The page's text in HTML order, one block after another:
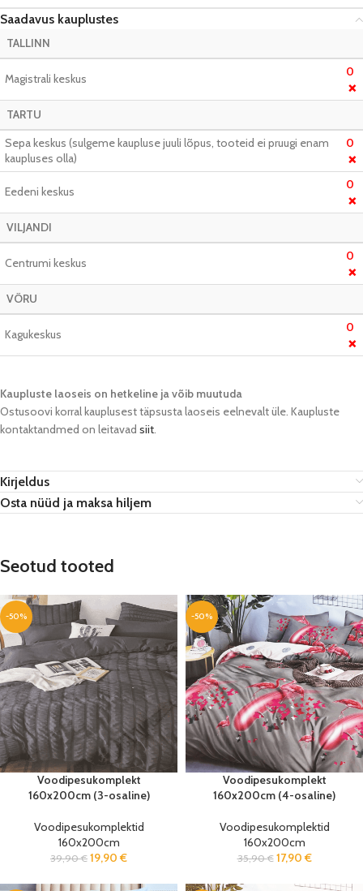
Saadavus kauplustes
TALLINN
Magistrali keskus 0
❌
TARTU
Sepa keskus (sulgeme kaupluse juuli lõpus, tooteid ei pruugi enam
kaupluses olla)
0
❌
Eedeni keskus 0
❌
VILJANDI
Centrumi keskus 0
❌
VÕRU
Kagukeskus 0
❌
Kaupluste laoseis on hetkeline ja võib muutuda​
Ostusoovi korral kauplusest täpsusta laoseis eelnevalt üle. Kaupluste
kontaktandmed on leitavad siit.
Kirjeldus
Osta nüüd ja maksa hiljem
Seotud tooted
-50%
Voodipesukomplekt
160x200cm (3-osaline)
Voodipesukomplektid
160x200cm
39,90€ 19,90 €
-50%
Voodipesukomplekt
160x200cm (4-osaline)
Voodipesukomplektid
160x200cm
35,90€ 17,90 €